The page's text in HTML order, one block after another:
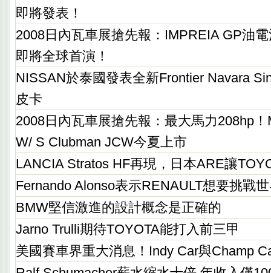
即將發表！
2008日內瓦車展搶先報：IMPREIA GP油
即將全球首演！
NISSAN於泰國發表全新Frontier Navara
皮卡
2008日內瓦車展搶先報：最大馬力208hp
W/ S Clubman JCW今夏上市
LANCIA Stratos HF再現，日本ARE讓
Fernando Alonso表示RENAULT想要挑戰
BMW堅信激進的設計概念是正確的
Jarno Trulli期待TOYOTA能打入前三甲
美國賽車界重大消息！Indy Car與Champ